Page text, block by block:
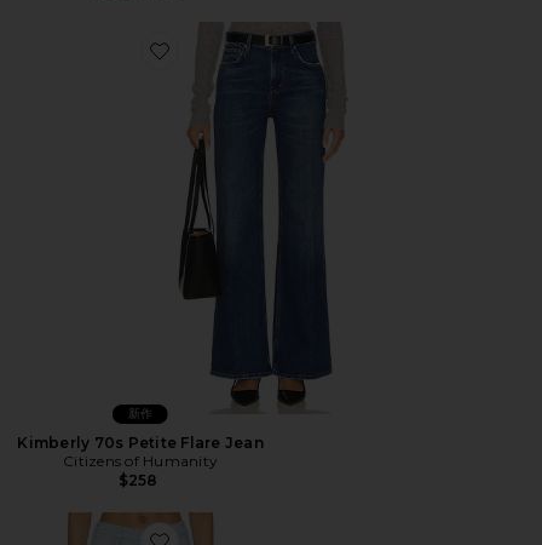
Favorite Kimberly 70s Petite Flare Jean
新作
Kimberly 70s Petite Flare Jean
Citizens of Humanity
$258